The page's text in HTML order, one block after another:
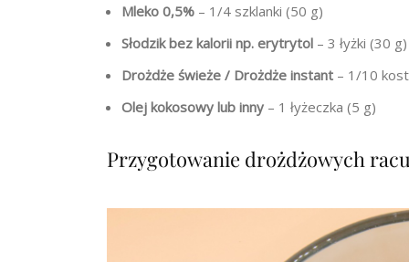
Mleko 0,5% – 1/4 szklanki (50 g)
Słodzik bez kalorii np. erytrytol – 3 łyżki (30 g)
Drożdże świeże / Drożdże instant – 1/10
Olej kokosowy lub inny – 1 łyżeczka (5 g)
Przygotowanie drożdżowych